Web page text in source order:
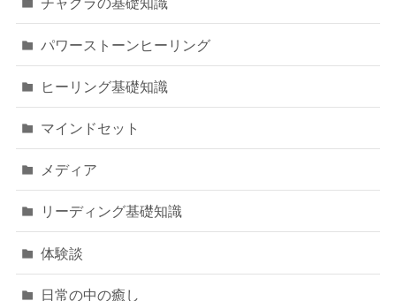
パワーストーンヒーリング
ヒーリング基礎知識
マインドセット
メディア
リーディング基礎知識
体験談
日常の中の癒し